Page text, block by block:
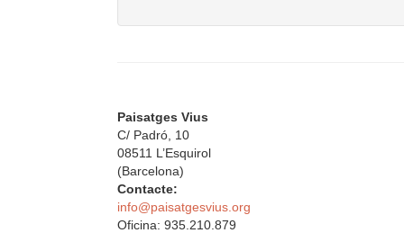
Paisatges Vius
C/ Padró, 10
08511 L’Esquirol
(Barcelona)
Contacte:
info@paisatgesvius.org
Oficina: 935.210.879